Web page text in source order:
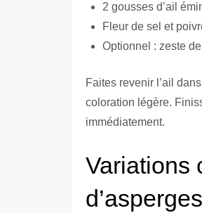
2 gousses d’ail
Fleur de sel et
Optionnel : zeste
Faites revenir l’ail
coloration légère.
immédiatement.
Variations